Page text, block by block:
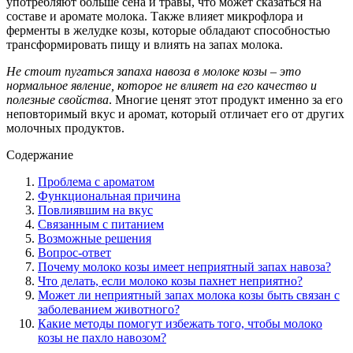
составе и аромате молока. Также влияет микрофлора и
ферменты в желудке козы, которые обладают способностью
трансформировать пищу и влиять на запах молока.
Не стоит пугаться запаха навоза в молоке козы – это
нормальное явление, которое не влияет на его качество и
полезные свойства. Многие ценят этот продукт именно за его
неповторимый вкус и аромат, который отличает его от других
молочных продуктов.
Содержание
Проблема с ароматом
Функциональная причина
Повлиявшим на вкус
Связанным с питанием
Возможные решения
Вопрос-ответ
Почему молоко козы имеет неприятный запах навоза?
Что делать, если молоко козы пахнет неприятно?
Может ли неприятный запах молока козы быть связан с
заболеванием животного?
Какие методы помогут избежать того, чтобы молоко
козы не пахло навозом?